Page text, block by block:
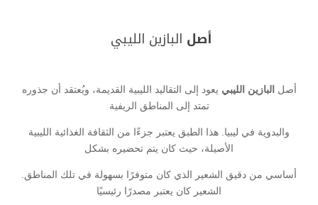
أصل البازين الليبي
أصل البازين الليبي يعود إلى التقاليد الليبية القديمة، ويُعتقد أن جذوره
تمتد إلى المناطق الريفية
والبدوية في ليبيا. هذا الطبق يعتبر جزءًا من الثقافة الغذائية الليبية
الأصيلة، حيث كان يتم تحضيره بشكل
أساسي من دقيق الشعير الذي كان متوفرًا بسهولة في تلك المناطق.
الشعير كان يعتبر مصدرًا رئيسيًا